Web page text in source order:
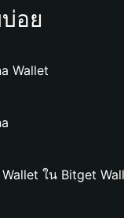
อย
Wallet
ใน Bitget